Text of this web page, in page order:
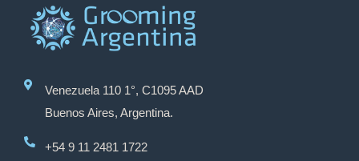
Venezuela 110 1°, C1095 AAD
Buenos Aires, Argentina.
+54 9 11 2481 1722